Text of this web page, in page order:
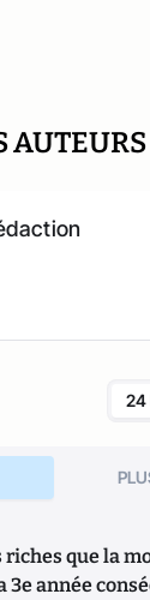
AUTEURS
24
riches que la
3e année